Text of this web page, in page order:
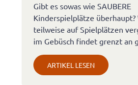
Gibt es sowas wie SAUBERE
Kinderspielplätze überhaupt?
teilweise auf Spielplätzen
im Gebüsch findet grenzt an
ARTIKEL LESEN